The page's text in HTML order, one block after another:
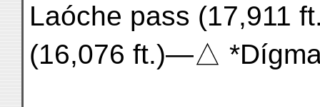
Laóche pass (17,911
(16,076 ft.)—△